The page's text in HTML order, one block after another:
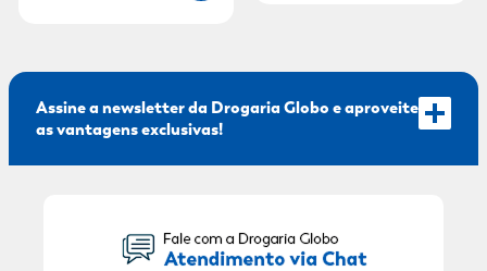
Assine a newsletter da Drogaria Globo e aproveite
as vantagens exclusivas!